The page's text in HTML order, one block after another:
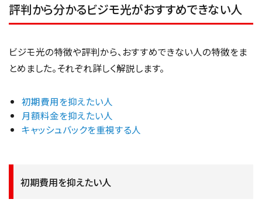
評判から分かるビジモ光がおすすめできない人
ビジモ光の特徴や評判から、おすすめできない人の特徴をま
とめました。それぞれ詳しく解説します。
初期費用を抑えたい人
月額料金を抑えたい人
キャッシュバックを重視する人
初期費用を抑えたい人